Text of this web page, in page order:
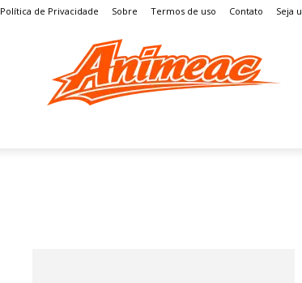
Política de Privacidade Sobre Termos de uso Contato Seja